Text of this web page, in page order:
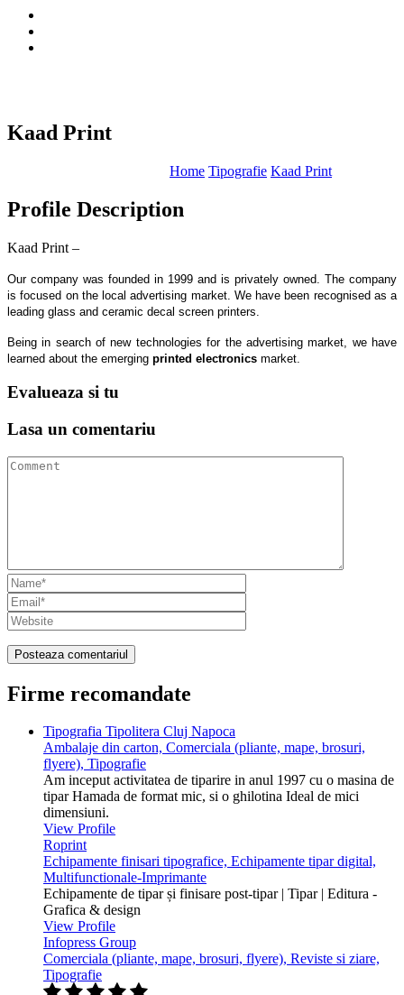
Kaad Print
Home Tipografie Kaad Print
Profile Description
Kaad Print –
Our company was founded in 1999 and is privately owned. The company
is focused on the local advertising market. We have been recognised as a
leading glass and ceramic decal screen printers.
Being in search of new technologies for the advertising market, we have
learned about the emerging printed electronics market.
Evalueaza si tu
Lasa un comentariu
Firme recomandate
Tipografia Tipolitera Cluj Napoca
Ambalaje din carton, Comerciala (pliante, mape, brosuri,
flyere), Tipografie
Am inceput activitatea de tiparire in anul 1997 cu o masina de
tipar Hamada de format mic, si o ghilotina Ideal de mici
dimensiuni.
View Profile
Roprint
Echipamente finisari tipografice, Echipamente tipar digital,
Multifunctionale-Imprimante
Echipamente de tipar și finisare post-tipar | Tipar | Editura -
Grafica & design
View Profile
Infopress Group
Comerciala (pliante, mape, brosuri, flyere), Reviste si ziare,
Tipografie